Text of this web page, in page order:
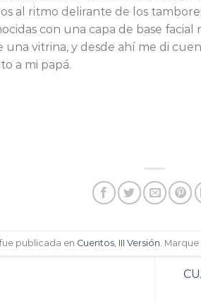
al ritmo delirante de los
con una capa de base
una vitrina, y desde ahí me di
a mi papá.
publicada en Cuentos, III Versión .